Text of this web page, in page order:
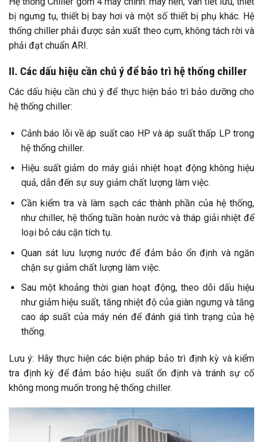
bị ngưng tụ, thiết bị bay hơi và một số thiết bị phụ khác. Hệ
thống chiller phải được sản xuất theo cụm, không tách rời và
phải đạt chuẩn ARI.
II. Các dấu hiệu cần chú ý để bảo trì hệ thống chiller
Các dấu hiệu cần chú ý để thực hiện bảo trì bảo dưỡng cho
hệ thống chiller:
Cảnh báo lỗi về áp suất cao HP và áp suất thấp LP trong
hệ thống chiller.
Hiệu suất giảm do máy giải nhiệt hoạt động không hiệu
quả, dẫn đến sự suy giảm chất lượng làm việc.
Cần kiểm tra và làm sạch các thành phần của hệ thống,
như chiller, hệ thống tuần hoàn nước và tháp giải nhiệt để
loại bỏ cáu cặn tích tụ.
Quan sát lưu lượng nước để đảm bảo ổn định và ngăn
chặn sự giảm chất lượng làm việc.
Sau một khoảng thời gian hoạt động, theo dõi dấu hiệu
như giảm hiệu suất, tăng nhiệt độ của giàn ngưng và tăng
cao áp suất của máy nén để đánh giá tình trạng của hệ
thống.
Lưu ý: Hãy thực hiện các biện pháp bảo trì định kỳ và kiểm
tra định kỳ để đảm bảo hiệu suất ổn định và tránh sự cố
không mong muốn trong hệ thống chiller.